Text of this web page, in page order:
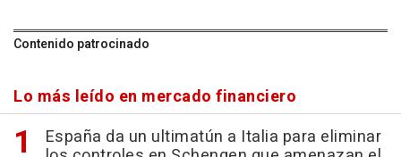
Contenido patrocinado
Lo más leído en mercado financiero
España da un ultimatún a Italia para eliminar